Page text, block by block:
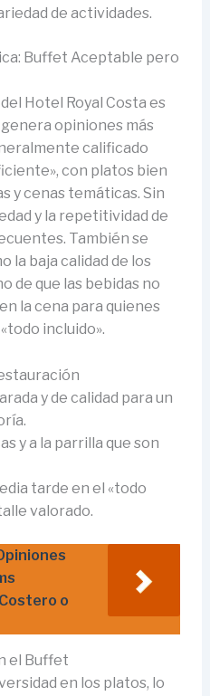
de actividades.
Buffet Aceptable pero
Hotel Royal Costa es
opiniones más
calificado
con platos bien
y cenas temáticas. Sin
y la repetitividad de
También se
la baja calidad de los
de que las bebidas no
la cena para quienes
incluido».
y de calidad para un
y a la parrilla que son
tarde en el «todo
valorado.
o
el Buffet
en los platos, lo